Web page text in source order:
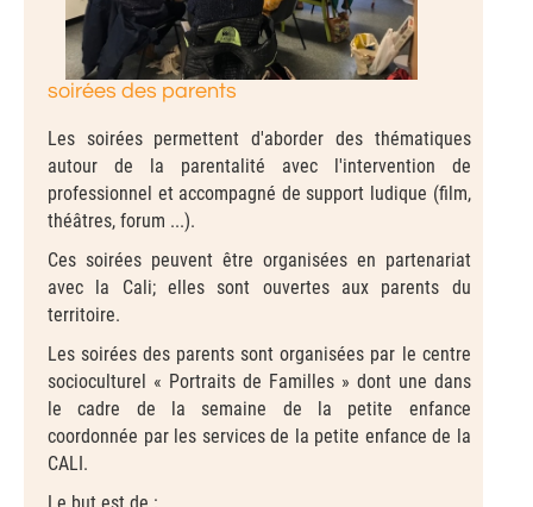
soirées des parents
Les soirées permettent d'aborder des thématiques
autour de la parentalité avec l'intervention de
professionnel et accompagné de support ludique (film,
théâtres, forum ...).
Ces soirées peuvent être organisées en partenariat
avec la Cali; elles sont ouvertes aux parents du
territoire.
Les soirées des parents sont organisées par le centre
socioculturel « Portraits de Familles » dont une dans
le cadre de la semaine de la petite enfance
coordonnée par les services de la petite enfance de la
CALI.